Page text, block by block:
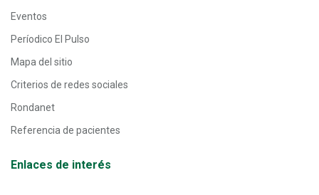
Eventos
Períodico El Pulso
Mapa del sitio
Criterios de redes sociales
Rondanet
Referencia de pacientes
Enlaces de interés